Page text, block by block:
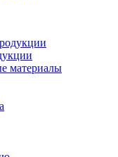
материалы